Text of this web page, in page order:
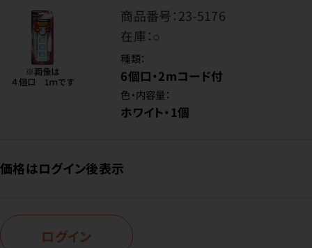
商品番号：23-5176
在庫：○
種類：
6個口・2mコード付
色・内容量：
ホワイト・1個
価格はログイン後表示
ログイン